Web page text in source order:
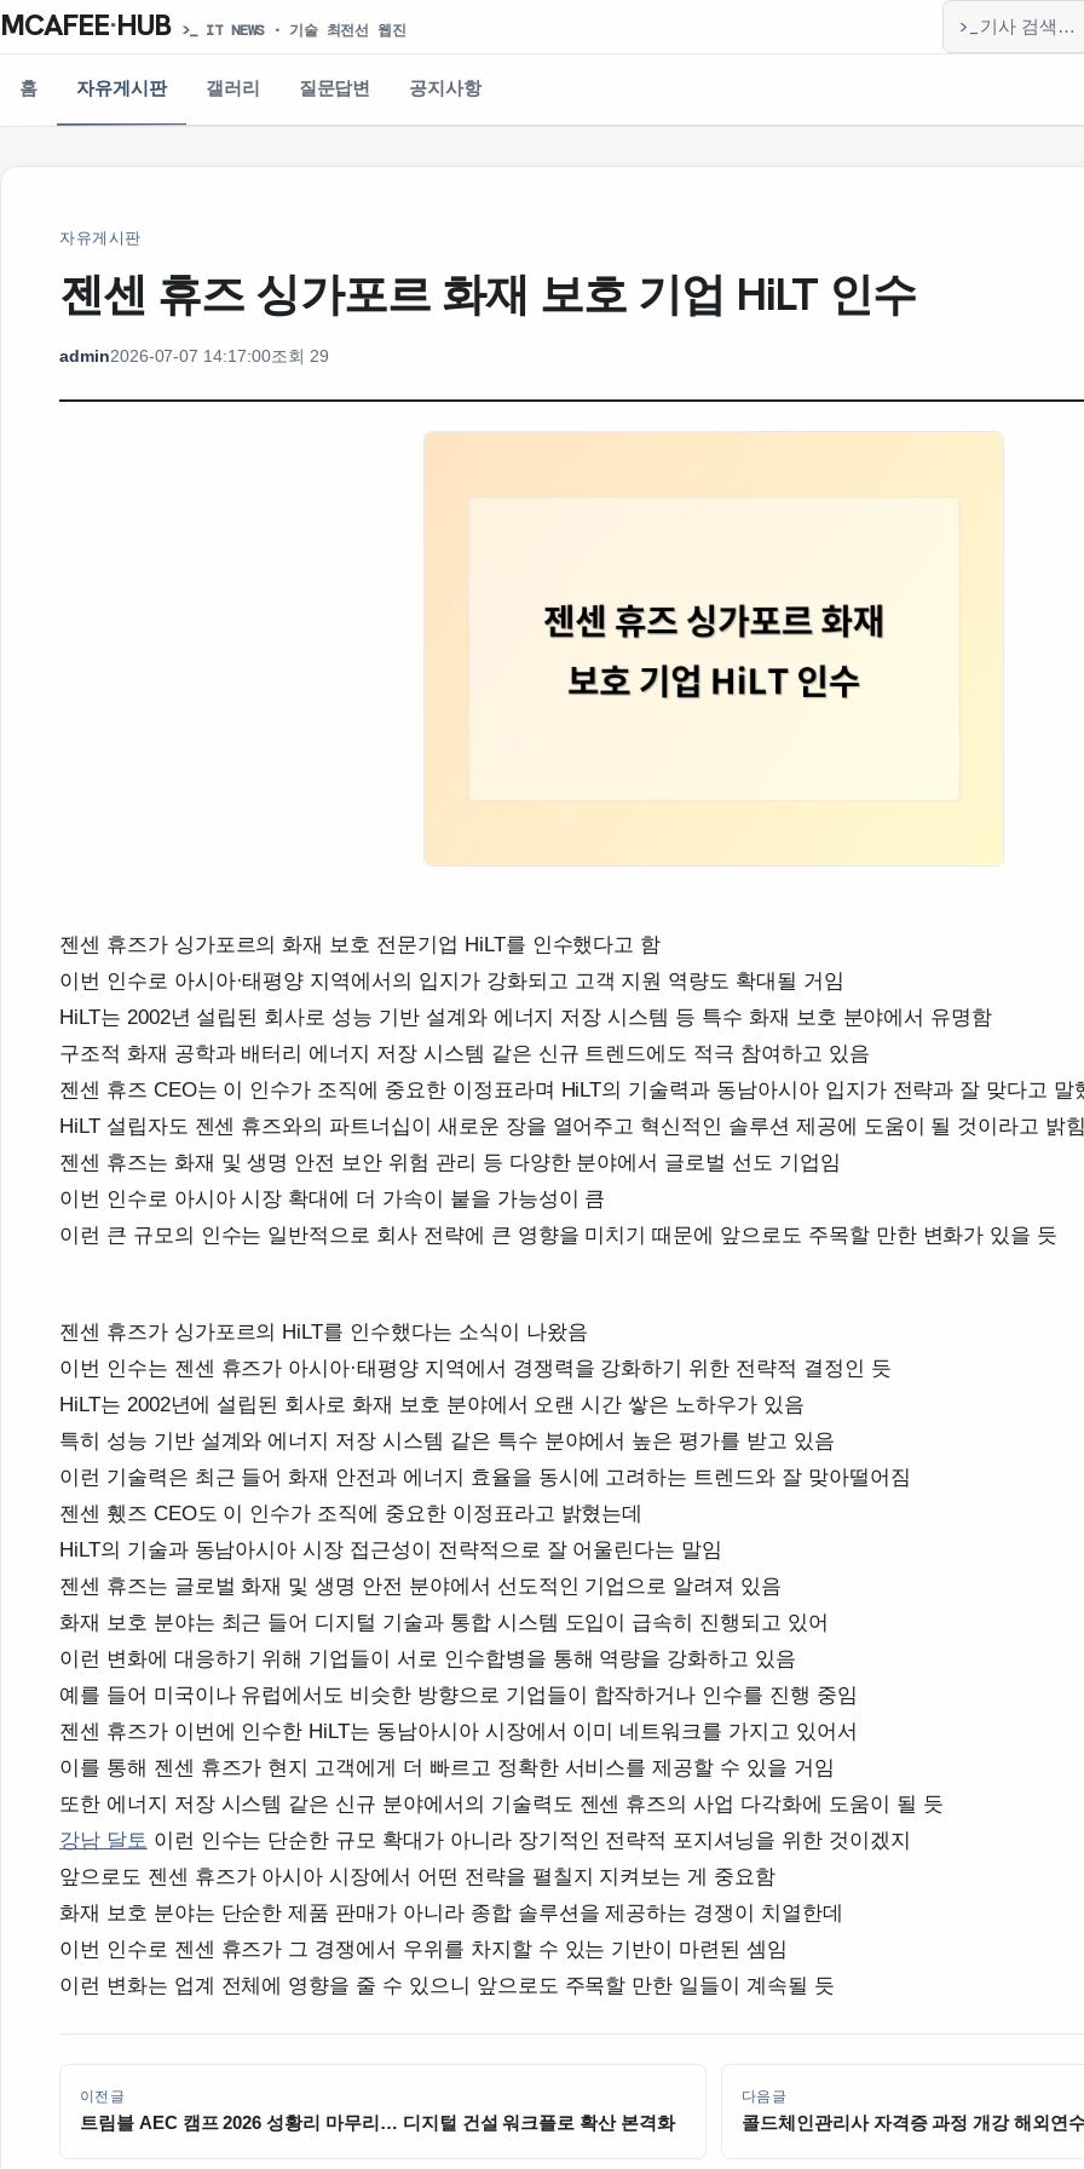
MCAFEE·HUB >_ IT NEWS · 기술 최전선 웹진 >_
기사 검색
홈 자유게시판 갤러리 질문답변 공지사항
자유게시판
젠센 휴즈 싱가포르 화재 보호 기업 HiLT 인수
admin2026-07-07 14:17:00조회 29
젠센 휴즈가 싱가포르의 화재 보호 전문기업 HiLT를 인수했다고 함
이번 인수로 아시아·태평양 지역에서의 입지가 강화되고 고객 지원 역량도 확대될 거임
HiLT는 2002년 설립된 회사로 성능 기반 설계와 에너지 저장 시스템 등 특수 화재 보호 분야에서 유명함
구조적 화재 공학과 배터리 에너지 저장 시스템 같은 신규 트렌드에도 적극 참여하고 있음
젠센 휴즈 CEO는 이 인수가 조직에 중요한 이정표라며 HiLT의 기술력과 동남아시아 입지가 전략과 잘 맞다고 말
HiLT 설립자도 젠센 휴즈와의 파트너십이 새로운 장을 열어주고 혁신적인 솔루션 제공에 도움이 될 것이라고 밝
젠센 휴즈는 화재 및 생명 안전 보안 위험 관리 등 다양한 분야에서 글로벌 선도 기업임
이번 인수로 아시아 시장 확대에 더 가속이 붙을 가능성이 큼
이런 큰 규모의 인수는 일반적으로 회사 전략에 큰 영향을 미치기 때문에 앞으로도 주목할 만한 변화가 있을 듯
젠센 휴즈가 싱가포르의 HiLT를 인수했다는 소식이 나왔음
이번 인수는 젠센 휴즈가 아시아·태평양 지역에서 경쟁력을 강화하기 위한 전략적 결정인 듯
HiLT는 2002년에 설립된 회사로 화재 보호 분야에서 오랜 시간 쌓은 노하우가 있음
특히 성능 기반 설계와 에너지 저장 시스템 같은 특수 분야에서 높은 평가를 받고 있음
이런 기술력은 최근 들어 화재 안전과 에너지 효율을 동시에 고려하는 트렌드와 잘 맞아떨어짐
젠센 휐즈 CEO도 이 인수가 조직에 중요한 이정표라고 밝혔는데
HiLT의 기술과 동남아시아 시장 접근성이 전략적으로 잘 어울린다는 말임
젠센 휴즈는 글로벌 화재 및 생명 안전 분야에서 선도적인 기업으로 알려져 있음
화재 보호 분야는 최근 들어 디지털 기술과 통합 시스템 도입이 급속히 진행되고 있어
이런 변화에 대응하기 위해 기업들이 서로 인수합병을 통해 역량을 강화하고 있음
예를 들어 미국이나 유럽에서도 비슷한 방향으로 기업들이 합작하거나 인수를 진행 중임
젠센 휴즈가 이번에 인수한 HiLT는 동남아시아 시장에서 이미 네트워크를 가지고 있어서
이를 통해 젠센 휴즈가 현지 고객에게 더 빠르고 정확한 서비스를 제공할 수 있을 거임
또한 에너지 저장 시스템 같은 신규 분야에서의 기술력도 젠센 휴즈의 사업 다각화에 도움이 될 듯
강남 달토 이런 인수는 단순한 규모 확대가 아니라 장기적인 전략적 포지셔닝을 위한 것이겠지
앞으로도 젠센 휴즈가 아시아 시장에서 어떤 전략을 펼칠지 지켜보는 게 중요함
화재 보호 분야는 단순한 제품 판매가 아니라 종합 솔루션을 제공하는 경쟁이 치열한데
이번 인수로 젠센 휴즈가 그 경쟁에서 우위를 차지할 수 있는 기반이 마련된 셈임
이런 변화는 업계 전체에 영향을 줄 수 있으니 앞으로도 주목할 만한 일들이 계속될 듯
이전글
트림블 AEC 캠프 2026 성황리 마무리… 디지털 건설 워크플로 확산 본격화
다음글
콜드체인관리사 자격증 과정 개강 해외연